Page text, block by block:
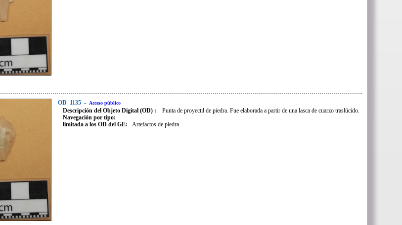
OD 1135 - Acceso público
Descripción del Objeto Digital (OD) :
Punta de proyectil de piedra. Fue elaborada a partir de una lasca de cuarzo traslúcido.
Navegación por tipo:
limitada a los OD del GE:
Artefactos de piedra